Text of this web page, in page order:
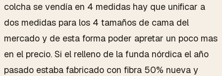
colcha se vendía en 4 medidas hay que unificar a
dos medidas para los 4 tamaños de cama del
mercado y de esta forma poder apretar un poco mas
en el precio. Si el relleno de la funda nórdica el año
pasado estaba fabricado con fibra 50% nueva y